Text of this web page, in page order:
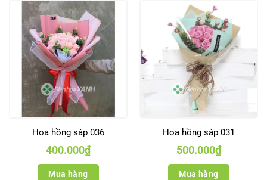
Hoa hồng sáp 036
400.000₫
Mua hàng
Hoa hồng sáp 031
500.000₫
Mua hàng